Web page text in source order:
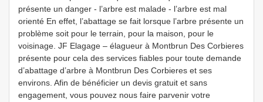
présente un danger - l’arbre est malade - l’arbre est mal
orienté En effet, l’abattage se fait lorsque l’arbre présente un
problème soit pour le terrain, pour la maison, pour le
voisinage. JF Elagage – élagueur à Montbrun Des Corbieres
présente pour cela des services fiables pour toute demande
d’abattage d’arbre à Montbrun Des Corbieres et ses
environs. Afin de bénéficier un devis gratuit et sans
engagement, vous pouvez nous faire parvenir votre